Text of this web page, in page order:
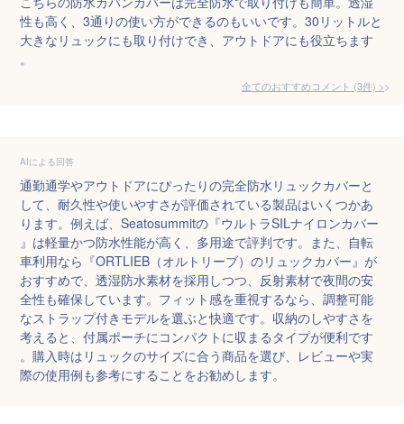
性も高く、3通りの使い方ができるのもいいです。30リットルと
大きなリュックにも取り付けでき、アウトドアにも役立ちます
。
全てのおすすめコメント (3件) >
AIによる回答
通勤通学やアウトドアにぴったりの完全防水リュックカバーと
して、耐久性や使いやすさが評価されている製品はいくつかあ
ります。例えば、Seatosummitの『ウルトラSILナイロンカバー
』は軽量かつ防水性能が高く、多用途で評判です。また、自転
車利用なら『ORTLIEB（オルトリーブ）のリュックカバー』が
おすすめで、透湿防水素材を採用しつつ、反射素材で夜間の安
全性も確保しています。フィット感を重視するなら、調整可能
なストラップ付きモデルを選ぶと快適です。収納のしやすさを
考えると、付属ポーチにコンパクトに収まるタイプが便利です
。購入時はリュックのサイズに合う商品を選び、レビューや実
際の使用例も参考にすることをお勧めします。